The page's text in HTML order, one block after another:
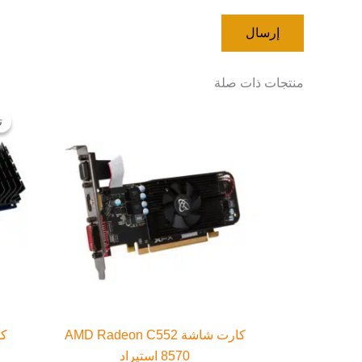
منتجات ذات صلة
كارت شاشة AMD Radeon C552
8570 استيراد